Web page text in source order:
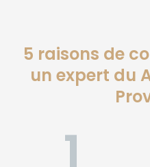
5 raisons de
un expert du